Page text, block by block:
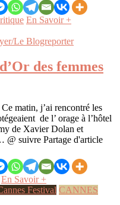
En Savoir +
Le Blogreporter
des femmes
matin, j’ai rencontré les
de l’ orage à l’hôtel
de Xavier Dolan et
@ suivre Partage d'article
En Savoir +
Festival CANNES